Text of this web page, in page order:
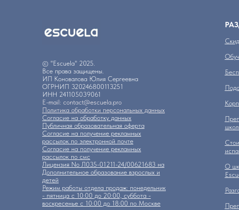
© "Escuela" 2025.
Все права защищены.
ИП Коновалова Юлия Сергеевна
ОГРНИП 320246800113251
ИНН 241105039061
E-mail: contact@escuela.pro
Политика обработки персональных данных
Согласие на обработку данных
Публичная образовательная оферта
Согласие на получение рекламных
рассылок по электронной почте
Согласие на получение рекламных
рассылок по смс
Лицензия No Л035-01211-24/00621683 на
Дополнительное образование взрослых и
детей
Режим работы отдела продаж: понедельник
- пятница с 10:00 до 20:00, суббота -
воскресенье с 10:00 до 18:00 по Москве
О